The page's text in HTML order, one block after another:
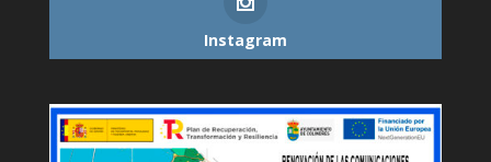
Instagram